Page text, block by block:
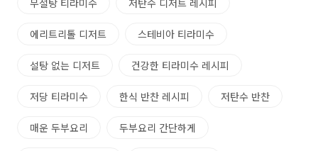
무설탕 티라미수 저탄수 디저트 레시피
에리트리톨 디저트 스테비아 티라미수
설탕 없는 디저트 건강한 티라미수 레시피
저당 티라미수 한식 반찬 레시피 저탄수 반찬
매운 두부요리 두부요리 간단하게